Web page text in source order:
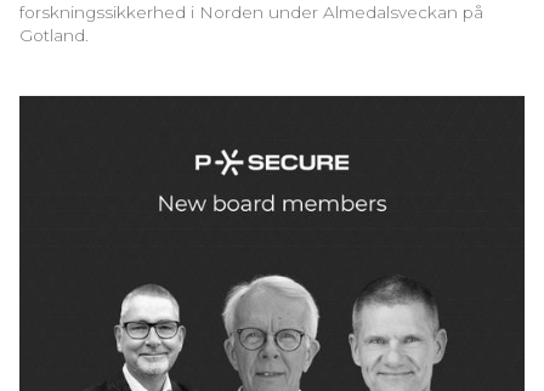
forskningssikkerhed i Norden under Almedalsveckan på
Gotland.